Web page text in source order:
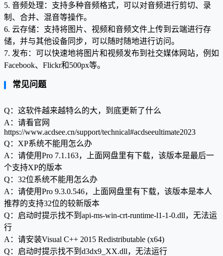
5. 音频处理：支持多种音频格式，可以对音频进行剪切、录
制、合并、混音等操作。
6. 云存储：支持将图片、视频和音频文件上传到云端进行存
储，并与其他设备同步，可以随时随地进行访问。
7. 发布：可以快速地将图片和视频发布到社交媒体网站，例如
Facebook、Flickr和500px等。
常见问题
Q：这软件越来越特么的大，到底更新了什么
A：请看官网
https://www.acdsee.cn/support/technical#acdseeultimate2023
Q：XP系统不能用怎么办
A：请使用Pro 7.1.163，上面网盘里有下载，该版本是最后一
个支持XP的版本
Q：32位系统不能用怎么办
A：请使用Pro 9.3.0.546，上面网盘里有下载，该版本是本人
推荐的支持32位的较新版本
Q：启动时提示找不到api-ms-win-crt-runtime-l1-1-0.dll，无法运
行
A：请安装Visual C++ 2015 Redistributable (x64)
Q：启动时提示找不到d3dx9_XX.dll，无法运行